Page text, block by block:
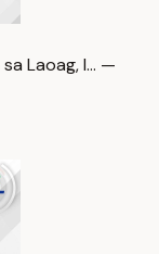
sa Laoag, I… —